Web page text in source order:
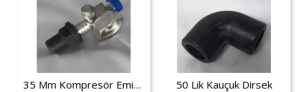
35 Mm Kompresör Emiş Vanası 50 Lik Kauçuk Dirsek